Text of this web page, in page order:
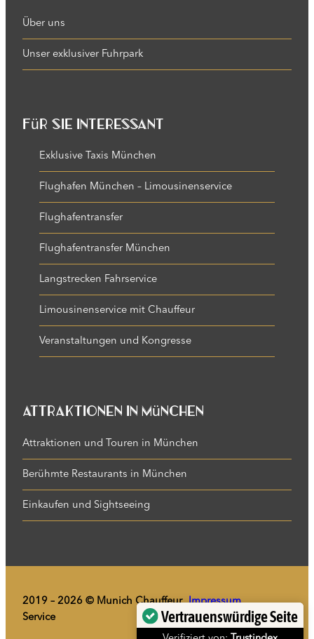
Über uns
Unser exklusiver Fuhrpark
Für Sie interessant
Exklusive Taxis München
Flughafen München – Limousinenservice
Flughafentransfer
Flughafentransfer München
Langstrecken Fahrservice
Limousinenservice mit Chauffeur
Veranstaltungen und Kongresse
Attraktionen in München
Attraktionen und Touren in München
Berühmte Restaurants in München
Einkaufen und Sightseeing
2019 – 2026 © Munich Chauffeur
Service
Impressum
Datenschutz